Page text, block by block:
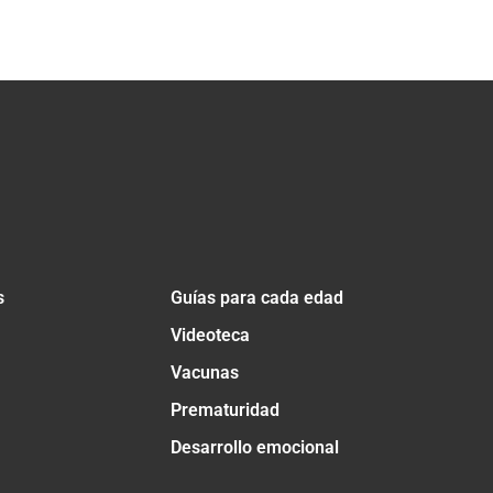
Guías para cada edad
Videoteca
Vacunas
Prematuridad
Desarrollo emocional